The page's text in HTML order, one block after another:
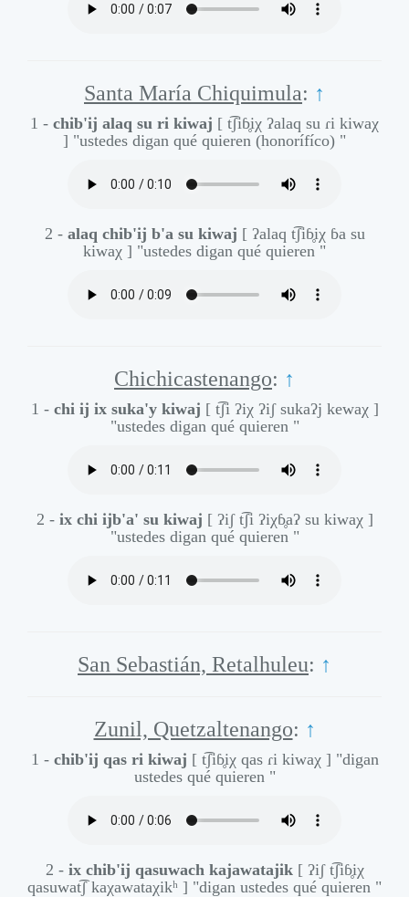
Santa María Chiquimula: ↑
1 - chib'ij alaq su ri kiwaj [ t͡ʃiɓ̥iχ ʔalaq su ɾi kiwaχ
] "ustedes digan qué quieren (honorífíco) "
2 - alaq chib'ij b'a su kiwaj [ ʔalaq t͡ʃiɓ̥iχ ɓa su
kiwaχ ] "ustedes digan qué quieren "
Chichicastenango: ↑
1 - chi ij ix suka'y kiwaj [ t͡ʃi ʔiχ ʔiʃ sukaʔj kewaχ ]
"ustedes digan qué quieren "
2 - ix chi ijb'a' su kiwaj [ ʔiʃ t͡ʃi ʔiχɓ̥aʔ su kiwaχ ]
"ustedes digan qué quieren "
San Sebastián, Retalhuleu: ↑
Zunil, Quetzaltenango: ↑
1 - chib'ij qas ri kiwaj [ t͡ʃiɓ̥iχ qas ɾi kiwaχ ] "digan
ustedes qué quieren "
2 - ix chib'ij qasuwach kajawatajik [ ʔiʃ t͡ʃiɓ̥iχ
qasuwat͡ʃ kaχawataχikʰ ] "digan ustedes qué quieren "